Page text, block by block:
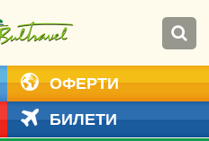
ОФЕРТИ
БИЛЕТИ